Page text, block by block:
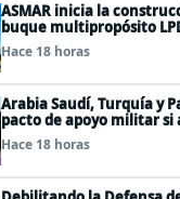
ASMAR inicia la
buque multipropósito
Hace 18 horas
Arabia Saudí, Turquía y
pacto de apoyo militar si
atacado
Hace 18 horas